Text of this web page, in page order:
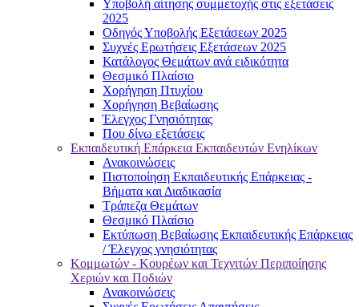
Υποβολή αίτησης συμμετοχής στις εξετάσεις
2025
Οδηγός Υποβολής Εξετάσεων 2025
Συχνές Ερωτήσεις Εξετάσεων 2025
Κατάλογος Θεμάτων ανά ειδικότητα
Θεσμικό Πλαίσιο
Χορήγηση Πτυχίου
Χορήγηση Βεβαίωσης
Έλεγχος Γνησιότητας
Που δίνω εξετάσεις
Εκπαιδευτική Επάρκεια Εκπαιδευτών Ενηλίκων
Ανακοινώσεις
Πιστοποίηση Εκπαιδευτικής Επάρκειας -
Βήματα και Διαδικασία
Τράπεζα Θεμάτων
Θεσμικό Πλαίσιο
Εκτύπωση Βεβαίωσης Εκπαιδευτικής Επάρκειας
/ Έλεγχος γνησιότητας
Κομμωτών - Κουρέων και Τεχνιτών Περιποίησης
Χεριών και Ποδιών
Ανακοινώσεις